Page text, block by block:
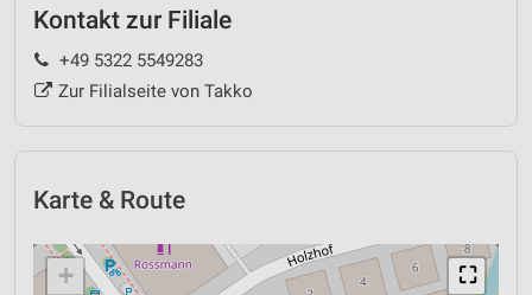
Kontakt zur Filiale
+49 5322 5549283
Zur Filialseite von Takko
Karte & Route
⛶
+